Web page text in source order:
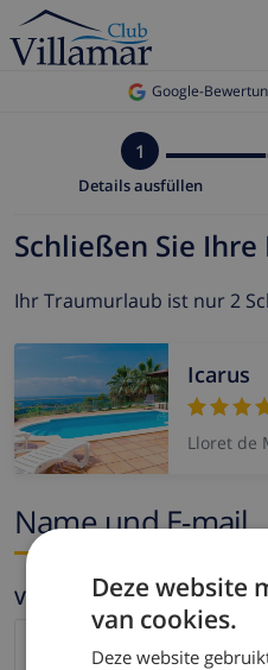
Google-
1
Details ausfüllen
Schließen Sie
Ihr Traumurlaub ist nur 2
Icarus
Lloret de
Name und E-mail
Vorname *Deze website
van cookies.
Deze website